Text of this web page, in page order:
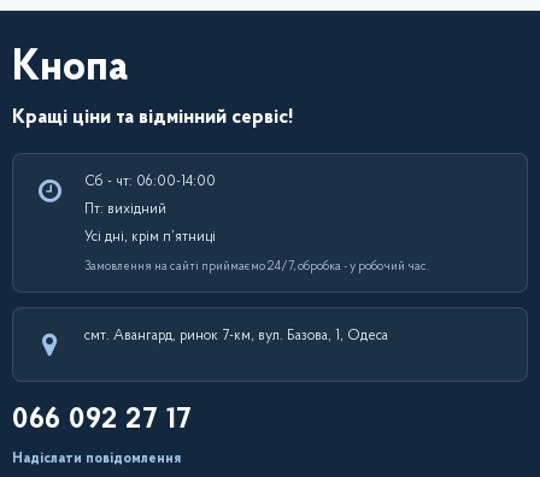
Кнопа
Кращі ціни та відмінний сервіс!
Сб - чт: 06:00-14:00
Пт: вихідний
Усі дні, крім п’ятниці
Замовлення на сайті приймаємо 24/7, обробка - у робочий час.
смт. Авангард, ринок 7-км, вул. Базова, 1, Одеса
066 092 27 17
Надіслати повідомлення